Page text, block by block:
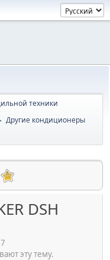
техники
Другие кондиционеры
DSH
эту тему.